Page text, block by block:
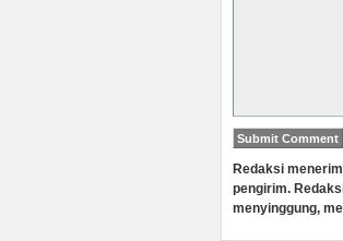
Redaksi
pengirim.
menyinggung,